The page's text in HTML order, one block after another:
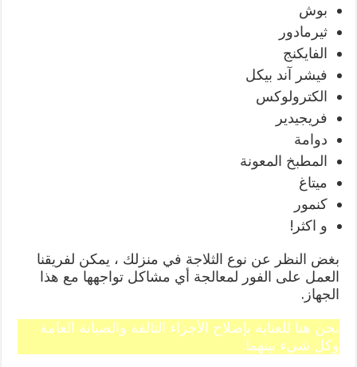
بوش
ثيرمادور
الفايكنج
فيشر آند بيكل
الكترولوكس
فريجيدير
دوامة
المطبخ المعونة
ميتاغ
كنمور
و اكثر!
بغض النظر عن نوع الثلاجة في منزلك ، يمكن لفريقنا
العمل على الفور لمعالجة أي مشاكل تواجهها مع هذا
الجهاز.
نحن هنا للعناية بإصلاح الأجزاء التالفة والصيانة العامة
وكل شيء بينهما.